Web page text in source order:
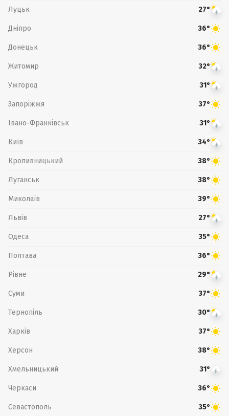
Луцьк 27°
Дніпро 36°
Донецьк 36°
Житомир 32°
Ужгород 31°
Запоріжжя 37°
Івано-Франківськ 31°
Київ 34°
Кропивницький 38°
Луганськ 38°
Миколаїв 39°
Львів 27°
Одеса 35°
Полтава 36°
Рівне 29°
Суми 37°
Тернопіль 30°
Харків 37°
Херсон 38°
Хмельницький 31°
Черкаси 36°
Севастополь 35°